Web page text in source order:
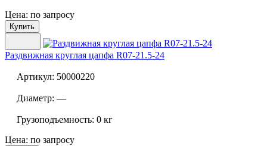
Цена: по запросу
Купить
Раздвижная круглая цапфа R07-21.5-24
Артикул: 50000220
Диаметр: —
Грузоподъемность: 0 кг
Цена: по запросу